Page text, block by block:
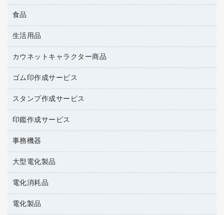
ＬＡＮケーブル
ＨＤＤ／ＳＳＤ
ディスプレイモニター
アウター
防災用品
防災用備蓄食品・飲料
台車・脚立
倉庫収納用品
作業用雑貨
梱包用品
梱包用テープ
園芸用品
ペット用品
緑茶飲料
茶葉・インスタント
紅茶・バラエティ飲料
レギュラーコーヒー
ミルク・シュガー
ソフトドリンク
コーヒーメーカー・備品
インスタントコーヒー
食品
食品
菓子
生活用品
浴室用品
台所用洗剤
掃除用品
掃除用洗剤
洗濯用品
消臭・芳香剤
殺虫剤
飲食用消耗品
カウネットキャラクター商品
カウネットキャラクター商品
ゴム印作成サービス
ゴム印作成サービス
ゴム印（一行印）作成サービス
ゴム印（フリーサイズ印）作成サービス
スタンプ作成サービス
シヤチハタスタンプ作成サービス
カウネットスタンプ作成サービス
印鑑作成サービス
印鑑作成サービス
事務機器
大型シュレッダー（共配）
レーザーポインター
ラミネートフィルム
ラミネータ
大型電化製品
冷蔵庫・キッチン・調理家電
テレビ・ＡＶ機器
電化消耗品
電球・蛍光灯
電化製品